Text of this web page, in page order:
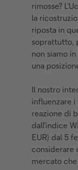
rimosse?
la
riposta in
soprattutto,
non siamo
una
Il nostro
influenzare
reazione di
dall'indice
EUR) dal 5
considerare
mercato